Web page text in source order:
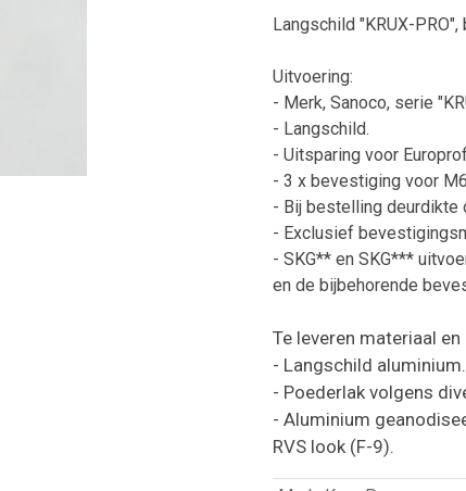
Langschild "KRUX-PRO",
Uitvoering:
- Merk, Sanoco, serie
- Langschild.
- Uitsparing voor
- 3 x bevestiging voor
- Bij bestelling deurdikte
- Exclusief
- SKG** en SKG***
en de bijbehorende
Te leveren materiaal
- Langschild aluminium.
- Poederlak volgens
- Aluminium
RVS look (F-9).